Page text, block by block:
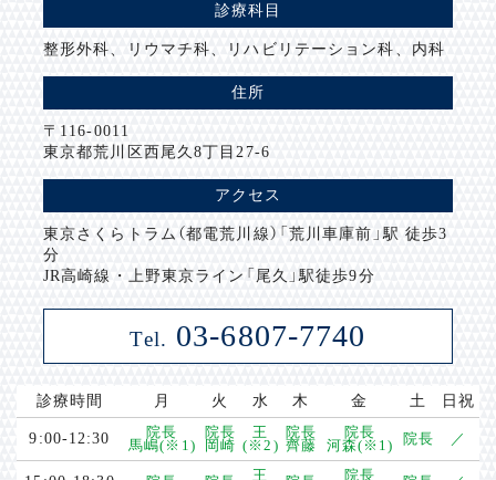
診療科目
整形外科、リウマチ科、リハビリテーション科、内科
住所
〒116-0011
東京都荒川区西尾久8丁目27-6
アクセス
東京さくらトラム（都電荒川線）「荒川車庫前」駅 徒歩3
分
JR高崎線・上野東京ライン「尾久」駅徒歩9分
Tel. 03-6807-7740
診療時間 月 火 水 木 金 土 日祝
9:00-12:30
院長
馬嶋(※1)
院長
岡崎
王
(※2)
院長
齊藤
院長
河森(※1)
院長 ／
王
院長